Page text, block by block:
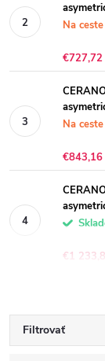
Na ceste
€727,72
Na ceste
€843,16
€1
Filtrovať